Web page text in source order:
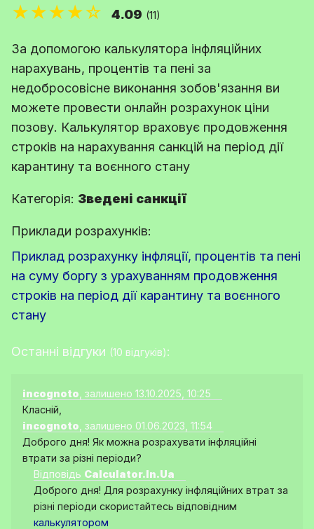
★★★★☆ 4.09 (11)
За допомогою калькулятора інфляційних
нарахувань, процентів та пені за
недобросовісне виконання зобов'язання ви
можете провести онлайн розрахунок ціни
позову. Калькулятор враховує продовження
строків на нарахування санкцій на період дії
карантину та воєнного стану
Категорія: Зведені санкції
Приклади розрахунків:
Приклад розрахунку інфляції, процентів та пені
на суму боргу з урахуванням продовження
строків на період дії карантину та воєнного
стану
Останні відгуки (10 відгуків):
incognoto , залишено 13.10.2025, 10:25
Класній,
incognoto , залишено 01.06.2023, 11:54
Доброго дня! Як можна розрахувати інфляційні
втрати за різні періоди?
Відповідь Calculator.In.Ua
Доброго дня! Для розрахунку інфляційних втрат за
різні періоди скористайтесь відповідним
калькулятором